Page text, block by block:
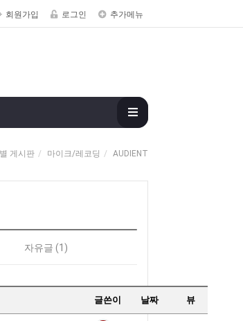
회원가입 로그인 추가메뉴
게시판 마이크/레코딩 AUDIENT
자유글 (1)
글쓴이 날짜 뷰